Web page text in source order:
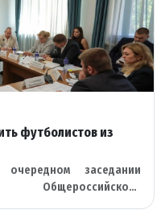
футболистов из
заседании